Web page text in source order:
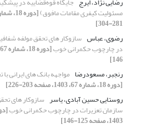
مسئولیت کیفری مقامات مافوق)
281-304]
رضوی، عباس سازوکار های تحقق مولفه‌
در چارچوب حکمرانی خوب
146]
رنجبر، مسعودرضا مواجهه‏ بانک‏ های ایرانی
[دوره 18، شماره 67، 1403، صفحه 203-226]
روستایی حسین آبادی، یاسر سازوکار های
سازمان تعزیرات در چارچوب حکمرانی خوب
1403، صفحه 125-146]